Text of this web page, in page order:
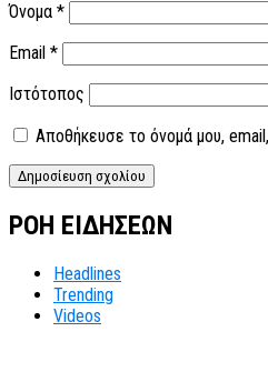
Όνομα *
Email *
Ιστότοπος
Αποθήκευσε το όνομά μου,
ΡΟΗ ΕΙΔΗΣΕΩΝ
Headlines
Trending
Videos